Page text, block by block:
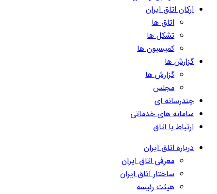
ارکان اتاق ایران
اتاق ها
تشکل ها
کمیسیون ها
گزارش ها
گزارش ها
مجلس
چندرسانه ای
سامانه های خدماتی
ارتباط با اتاق
درباره اتاق ایران
معرفی اتاق ایران
ساختار اتاق ایران
هیئت رئیسه